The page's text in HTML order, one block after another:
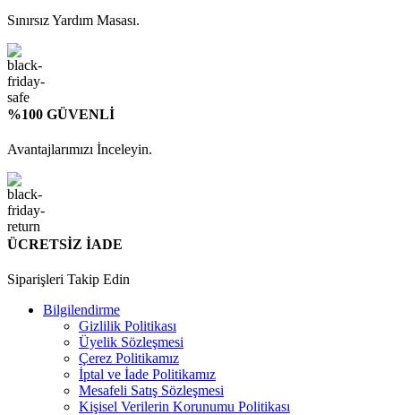
Sınırsız Yardım Masası.
%100 GÜVENLİ
Avantajlarımızı İnceleyin.
ÜCRETSİZ İADE
Siparişleri Takip Edin
Bilgilendirme
Gizlilik Politikası
Üyelik Sözleşmesi
Çerez Politikamız
İptal ve İade Politikamız
Mesafeli Satış Sözleşmesi
Kişisel Verilerin Korunumu Politikası